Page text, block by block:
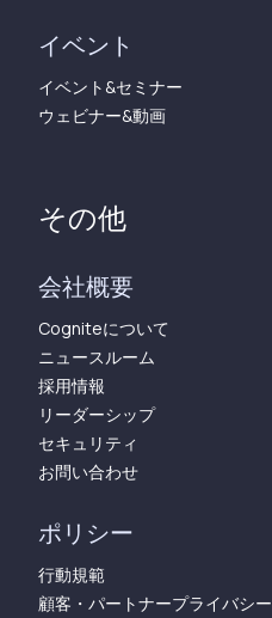
イベント
イベント&セミナー
ウェビナー&動画
その他
会社概要
Cogniteについて
ニュースルーム
採用情報
リーダーシップ
セキュリティ
お問い合わせ
ポリシー
行動規範
顧客・パートナープライバシー